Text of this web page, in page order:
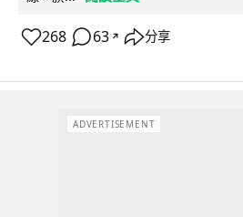
268 63 ↗ 分享
ADVERTISEMENT